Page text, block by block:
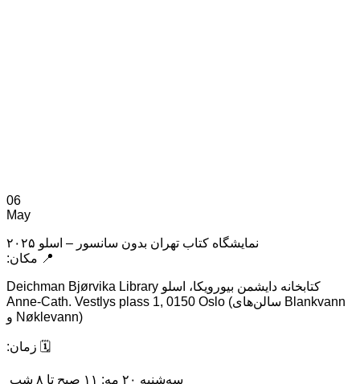
06
May
نمایشگاه کتاب تهران بدون سانسور – اسلو ۲۰۲۵
:مکان 📍
Deichman Bjørvika Library کتابخانه دایشمن بیورویکا، اسلو
Anne-Cath. Vestlys plass 1, 0150 Oslo (سالن‌های Blankvann
و Nøklevann)
:زمان 🗓️
سه‌شنبه ۲۰ مه: ۱۱ صبح تا ۸ شب